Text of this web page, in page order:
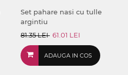
Set pahare nasi cu tulle
argintiu
81.35 LEI 61.01 LEI
ADAUGA IN COS